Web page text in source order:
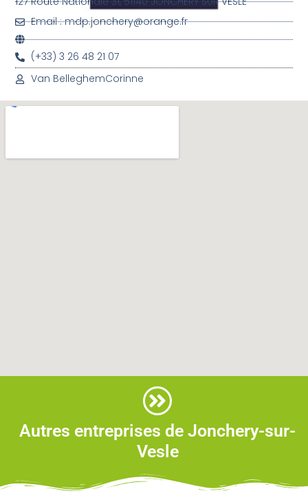
Email : mdp.jonchery@orange.fr
(+33) 3 26 48 21 07
Van BelleghemCorinne
Autres entreprises de Jonchery-sur-
Vesle